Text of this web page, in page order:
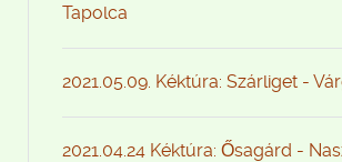
Tapolca
2021.05.09. Kéktúra: Szárliget -
2021.04.24 Kéktúra: Ősagárd -